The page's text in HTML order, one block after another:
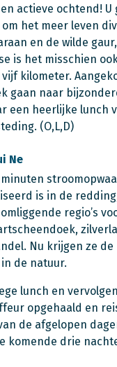
actieve ochtend!
het meer leven
en de wilde
is het misschien
kilometer.
gaan naar
een heerlijke
(O,L,D)
Ne
is in de
regio’s
Nu krijgen ze
de natuur.
lunch en
opgehaald en
de afgelopen
komende drie